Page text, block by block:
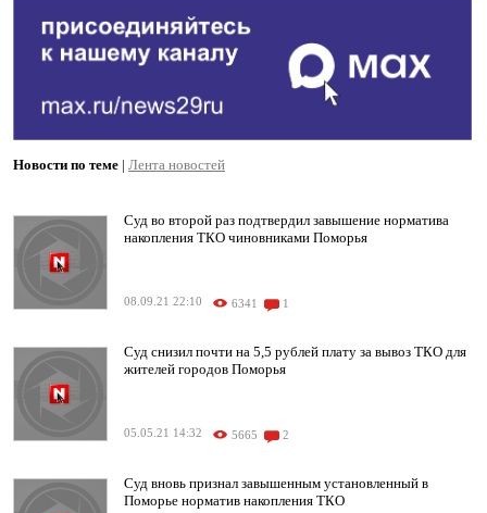
Новости по теме | Лента новостей
Суд во второй раз подтвердил завышение норматива
накопления ТКО чиновниками Поморья
08.09.21 22:10 6341 1
Суд снизил почти на 5,5 рублей плату за вывоз ТКО для
жителей городов Поморья
05.05.21 14:32 5665 2
Суд вновь признал завышенным установленный в
Поморье норматив накопления ТКО